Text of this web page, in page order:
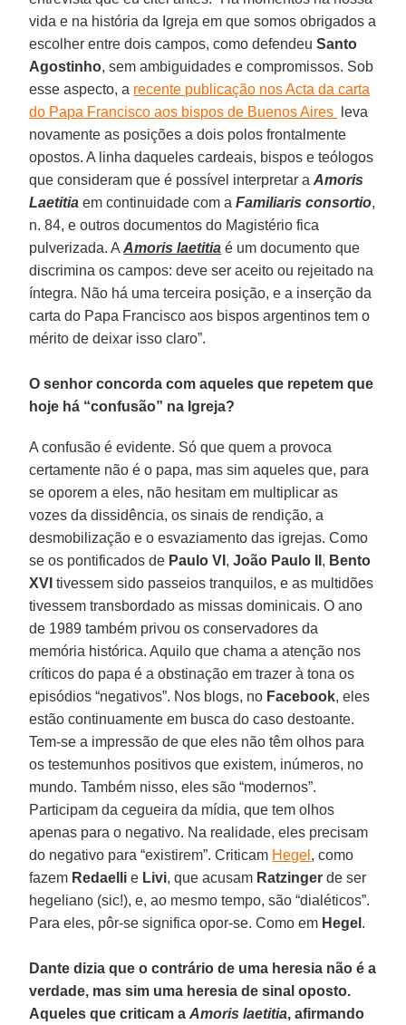
vida e na história da Igreja em que somos obrigados a
escolher entre dois campos, como defendeuSanto
Agostinho, sem ambiguidades e compromissos. Sob
esse aspecto, a recente publicação nos Acta da carta
do Papa Francisco aos bispos de Buenos Aires
leva
novamente as posições a dois polos frontalmente
opostos. A linha daqueles cardeais, bispos e teólogos
que consideram que é possível interpretar aAmoris
Laetitia em continuidade com aFamiliaris consortio,
n. 84, e outros documentos do Magistério fica
pulverizada. AAmoris laetitia é um documento que
discrimina os campos: deve ser aceito ou rejeitado na
íntegra. Não há uma terceira posição, e a inserção da
carta do Papa Francisco aos bispos argentinos tem o
mérito de deixar isso claro”.
O senhor concorda com aqueles que repetem que
hoje há “confusão” na Igreja?
A confusão é evidente. Só que quem a provoca
certamente não é o papa, mas sim aqueles que, para
se oporem a eles, não hesitam em multiplicar as
vozes da dissidência, os sinais de rendição, a
desmobilização e o esvaziamento das igrejas. Como
se os pontificados de Paulo VI ,João Paulo II , Bento
XVI tivessem sido passeios tranquilos, e as multidões
tivessem transbordado as missas dominicais. O ano
de 1989 também privou os conservadores da
memória histórica. Aquilo que chama a atenção nos
críticos do papa é a obstinação em trazer à tona os
episódios “negativos”. Nos blogs, no Facebook, eles
estão continuamente em busca do caso destoante.
Tem-se a impressão de que eles não têm olhos para
os testemunhos positivos que existem, inúmeros, no
mundo. Também nisso, eles são “modernos”.
Participam da cegueira da mídia, que tem olhos
apenas para o negativo. Na realidade, eles precisam
do negativo para “existirem”. Criticam Hegel , como
fazem Redaelli e Livi, que acusam Ratzinger de ser
hegeliano (sic!), e, ao mesmo tempo, são “dialéticos”.
Para eles, pôr-se significa opor-se. Como em Hegel .
Dante dizia que o contrário de uma heresia não é a
verdade, mas sim uma heresia de sinal oposto.
Aqueles que criticam aAmoris laetitia, afirmando